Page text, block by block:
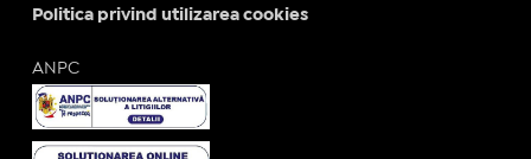
Politica privind utilizarea cookies
ANPC